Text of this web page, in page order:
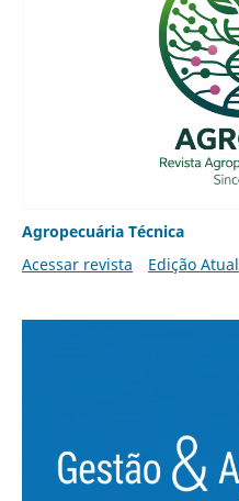
Agropecuária Técnica
Acessar revista
Edição Atual